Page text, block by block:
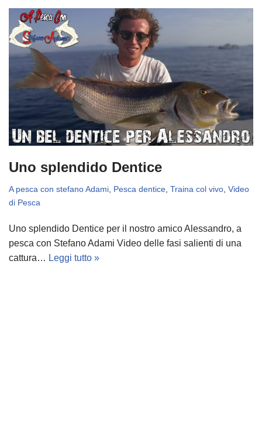
Uno splendido Dentice
A pesca con stefano Adami Pesca dentice Traina col vivo Video
di Pesca
Uno splendido Dentice per il nostro amico Alessandro, a
pesca con Stefano Adami Video delle fasi salienti di una
cattura… Leggi tutto »